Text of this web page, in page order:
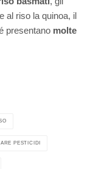
al riso la quinoa, il
presentano molte
PESTICIDI